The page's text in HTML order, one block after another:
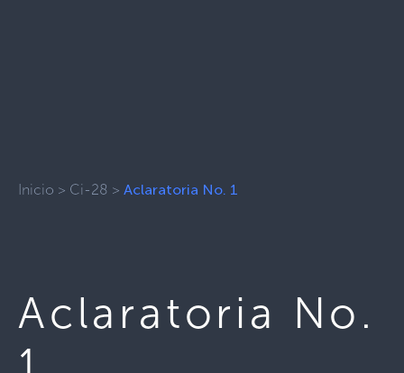
Inicio > Ci-28 > Aclaratoria No. 1
Aclaratoria No.